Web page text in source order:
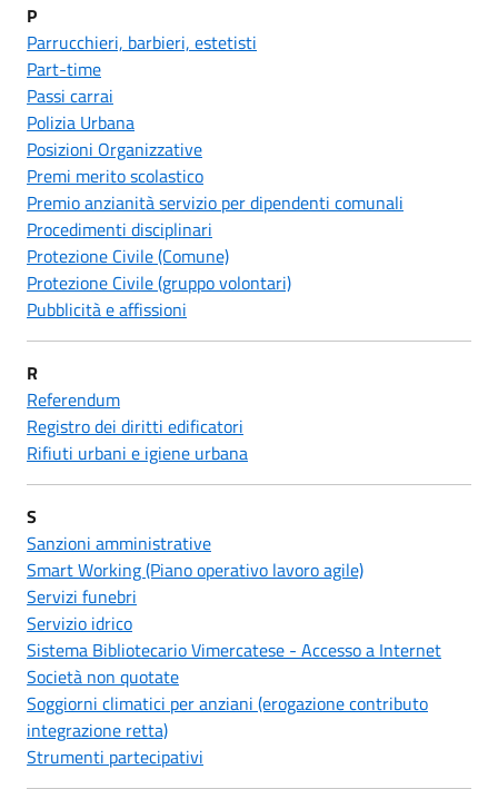
P
Parrucchieri, barbieri, estetisti
Part-time
Passi carrai
Polizia Urbana
Posizioni Organizzative
Premi merito scolastico
Premio anzianità servizio per dipendenti comunali
Procedimenti disciplinari
Protezione Civile (Comune)
Protezione Civile (gruppo volontari)
Pubblicità e affissioni
R
Referendum
Registro dei diritti edificatori
Rifiuti urbani e igiene urbana
S
Sanzioni amministrative
Smart Working (Piano operativo lavoro agile)
Servizi funebri
Servizio idrico
Sistema Bibliotecario Vimercatese - Accesso a Internet
Società non quotate
Soggiorni climatici per anziani (erogazione contributo
integrazione retta)
Strumenti partecipativi